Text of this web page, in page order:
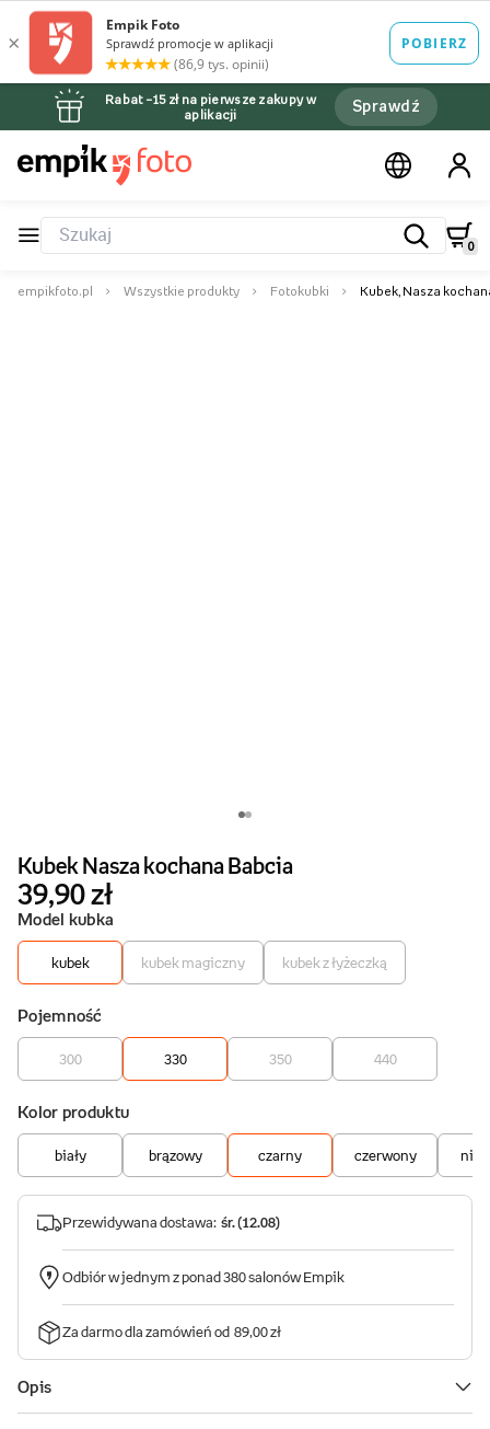
Rabat –15 zł na pierwsze zakupy w
aplikacji
Sprawdź
0
empikfoto.pl Wszystkie produkty Fotokubki Kubek, Nasza